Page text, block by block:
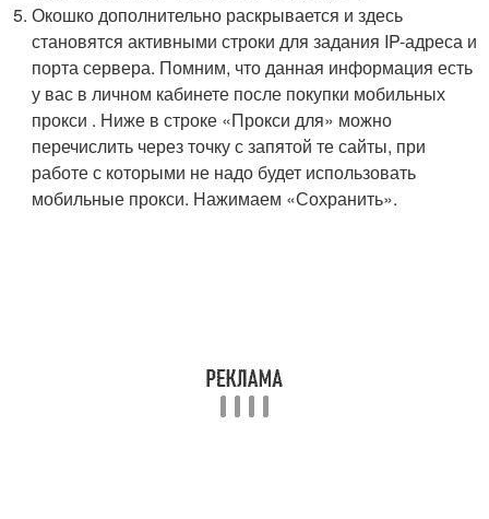
Окошко дополнительно раскрывается и здесь
становятся активными строки для задания IP-адреса и
порта сервера. Помним, что данная информация есть
у вас в личном кабинете после покупки мобильных
прокси . Ниже в строке «Прокси для» можно
перечислить через точку с запятой те сайты, при
работе с которыми не надо будет использовать
мобильные прокси. Нажимаем «Сохранить».